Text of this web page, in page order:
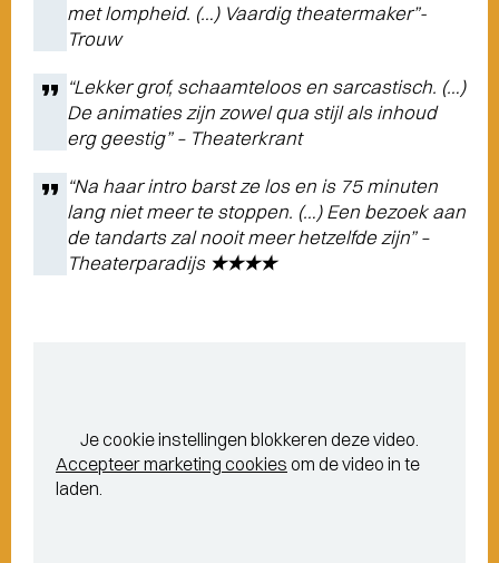
met lompheid. (…) Vaardig theatermaker”-
Trouw
“Lekker grof, schaamteloos en sarcastisch. (…)
De animaties zijn zowel qua stijl als inhoud
erg geestig” – Theaterkrant
“Na haar intro barst ze los en is 75 minuten
lang niet meer te stoppen. (…) Een bezoek aan
de tandarts zal nooit meer hetzelfde zijn” –
Theaterparadijs ★★★★
Je cookie instellingen blokkeren deze video.
Accepteer marketing cookies om de video in te
laden.